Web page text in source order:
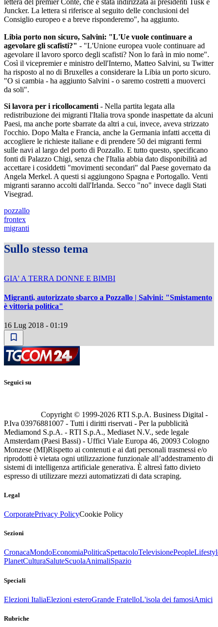
lettera del premier Conte, che è stata indirizzata ai presidenti Tusk e
Juncker. La lettera si riferisce al seguito delle conclusioni del
Consiglio europeo e a breve risponderemo", ha aggiunto.
Libia porto non sicuro, Salvini: "L'Ue vuole continuare a
agevolare gli scafisti?" - "L'Unione europea vuole continuare ad
agevolare il lavoro sporco degli scafisti? Non lo farà in mio nome".
Così il vicepremier e ministro dell'Interno, Matteo Salvini, su Twitter
ha risposto al no di Bruxelles a considerare la Libia un porto sicuro.
"O si cambia - ha aggiunto Salvini - o saremo costretti a muoverci
da soli".
Si lavora per i ricollocamenti - Nella partita legata alla
redistribuzione dei migranti l'Italia trova sponde inaspettate da alcuni
Paesi, ma anche porte sbarrate da altri a cui, invece, aveva strizzato
l'occhio. Dopo Malta e Francia, anche la Germania infatti accetta di
accogliere le richieste italiane e di prendere 50 dei migranti fermi
sulle navi al largo del porto di Pozzallo. E tutto questo, specificano
fonti di Palazzo Chigi, senza che l'Italia abbia dato disponibilità ad
accettare i cosiddetti "movimenti secondari" dal Paese governato da
Angela Merkel. A questi si aggiungono Spagna e Portogallo. Venti
migranti saranno accolti dall'Irlanda. Secco "no" invece dagli Stati
Visegrad.
pozzallo
frontex
migranti
Sullo stesso tema
GIA' A TERRA DONNE E BIMBI
Migranti, autorizzato sbarco a Pozzallo | Salvini: "Smistamento
è vittoria politica"
16 Lug 2018 - 01:19
Seguici su
Copyright © 1999-2026 RTI S.p.A. Business Digital -
P.Iva 03976881007 - Tutti i diritti riservati - Per la pubblicità
Mediamond S.p.A. - RTI S.p.A., Mediaset N.V., sede legale
Amsterdam (Paesi Bassi) - Uffici Viale Europa 46, 20093 Cologno
Monzese (MI)Rispetto ai contenuti e ai dati personali trasmessi e/o
riprodotti è vietata ogni utilizzazione funzionale all’addestramento di
sistemi di intelligenza artificiale generativa. È altresì fatto divieto
espresso di utilizzare mezzi automatizzati di data scraping.
Legal
CorporatePrivacy PolicyCookie Policy
Sezioni
CronacaMondoEconomiaPoliticaSpettacoloTelevisionePeople
PlanetCulturaSaluteScuolaAnimaliSpazio
Speciali
Elezioni ItaliaElezioni esteroGrande FratelloL'isola dei famosiAmici
Rubriche